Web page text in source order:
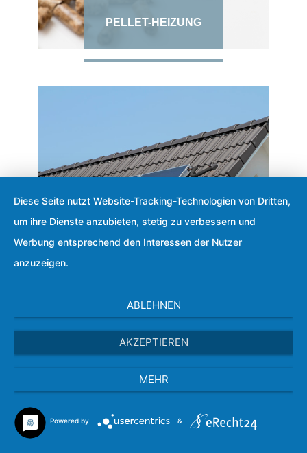
PELLET-HEIZUNG
Diese Seite nutzt Website-Tracking-Technologien von Dritten,
um ihre Dienste anzubieten, stetig zu verbessern und
Werbung entsprechend den Interessen der Nutzer
anzuzeigen.
ABLEHNEN
AKZEPTIEREN
MEHR
Powered by &